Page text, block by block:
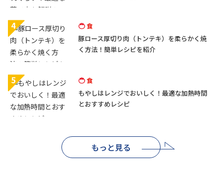
4 食
豚ロース厚切り肉（トンテキ）を柔らかく焼
く方法！簡単レシピを紹介
5 食
もやしはレンジでおいしく！最適な加熱時間
とおすすめレシピ
もっと見る